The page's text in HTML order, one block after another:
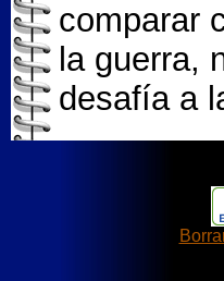
comparar
la guerra,
desafía a